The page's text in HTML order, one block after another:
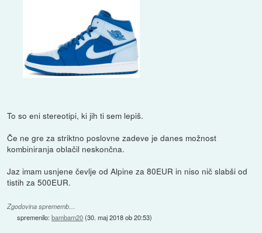
To so eni stereotipi, ki jih ti sem lepiš.
Če ne gre za striktno poslovne zadeve je danes možnost
kombiniranja oblačil neskončna.
Jaz imam usnjene čevlje od Alpine za 80EUR in niso nič slabši od
tistih za 500EUR.
Zgodovina sprememb…
spremenilo:bambam20(30. maj 2018 ob 20:53)